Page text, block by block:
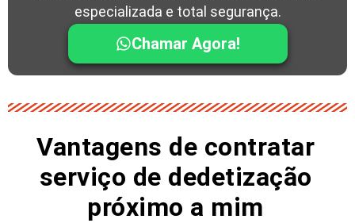
especializada e total segurança.
Chamar Agora!
Vantagens de contratar
serviço de dedetização
próximo a mim